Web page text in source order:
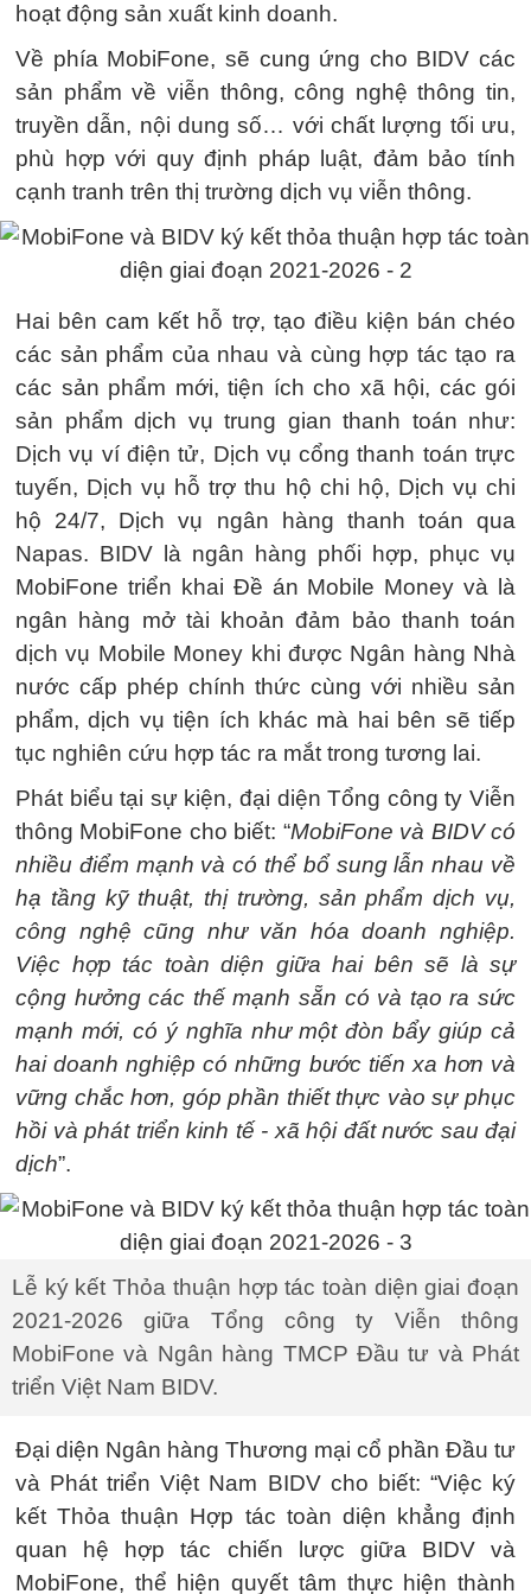
hoạt động sản xuất kinh doanh.
Về phía MobiFone, sẽ cung ứng cho BIDV các
sản phẩm về viễn thông, công nghệ thông tin,
truyền dẫn, nội dung số… với chất lượng tối ưu,
phù hợp với quy định pháp luật, đảm bảo tính
cạnh tranh trên thị trường dịch vụ viễn thông.
Hai bên cam kết hỗ trợ, tạo điều kiện bán chéo
các sản phẩm của nhau và cùng hợp tác tạo ra
các sản phẩm mới, tiện ích cho xã hội, các gói
sản phẩm dịch vụ trung gian thanh toán như:
Dịch vụ ví điện tử, Dịch vụ cổng thanh toán trực
tuyến, Dịch vụ hỗ trợ thu hộ chi hộ, Dịch vụ chi
hộ 24/7, Dịch vụ ngân hàng thanh toán qua
Napas. BIDV là ngân hàng phối hợp, phục vụ
MobiFone triển khai Đề án Mobile Money và là
ngân hàng mở tài khoản đảm bảo thanh toán
dịch vụ Mobile Money khi được Ngân hàng Nhà
nước cấp phép chính thức cùng với nhiều sản
phẩm, dịch vụ tiện ích khác mà hai bên sẽ tiếp
tục nghiên cứu hợp tác ra mắt trong tương lai.
Phát biểu tại sự kiện, đại diện Tổng công ty Viễn
thông MobiFone cho biết: “MobiFone và BIDV có
nhiều điểm mạnh và có thể bổ sung lẫn nhau về
hạ tầng kỹ thuật, thị trường, sản phẩm dịch vụ,
công nghệ cũng như văn hóa doanh nghiệp.
Việc hợp tác toàn diện giữa hai bên sẽ là sự
cộng hưởng các thế mạnh sẵn có và tạo ra sức
mạnh mới, có ý nghĩa như một đòn bẩy giúp cả
hai doanh nghiệp có những bước tiến xa hơn và
vững chắc hơn, góp phần thiết thực vào sự phục
hồi và phát triển kinh tế - xã hội đất nước sau đại
dịch”.
Lễ ký kết Thỏa thuận hợp tác toàn diện giai đoạn
2021-2026 giữa Tổng công ty Viễn thông
MobiFone và Ngân hàng TMCP Đầu tư và Phát
triển Việt Nam BIDV.
Đại diện Ngân hàng Thương mại cổ phần Đầu tư
và Phát triển Việt Nam BIDV cho biết: “Việc ký
kết Thỏa thuận Hợp tác toàn diện khẳng định
quan hệ hợp tác chiến lược giữa BIDV và
MobiFone, thể hiện quyết tâm thực hiện thành